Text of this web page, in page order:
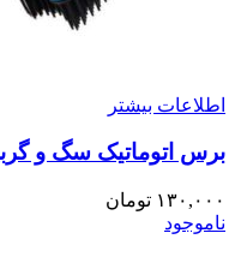
اطلاعات بیشتر
برس اتوماتیک سگ و
۱۳۰,۰۰۰ تومان
ناموجود